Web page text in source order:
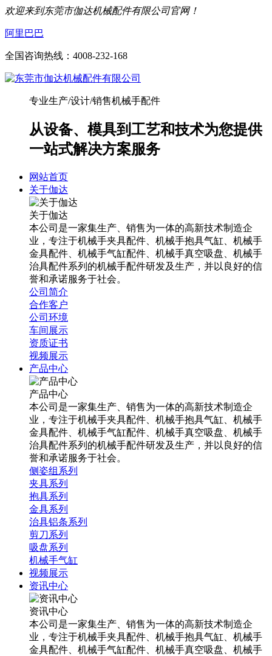
欢迎来到东莞市伽达机械配件有限公司官网！
阿里巴巴
全国咨询热线： 4008-232-168
专业生产/设计/销售机械手配件
从设备、模具到工艺和技术为您提供
一站式解决方案服务
网站首页
关于伽达
关于伽达
本公司是一家集生产、销售为一体的高新技术制造企
业，专注于机械手夹具配件、机械手抱具气缸、机械手
金具配件、机械手气缸配件、机械手真空吸盘、机械手
治具配件系列的机械手配件研发及生产，并以良好的信
誉和承诺服务于社会。
公司简介
合作客户
公司环境
车间展示
资质证书
视频展示
产品中心
产品中心
本公司是一家集生产、销售为一体的高新技术制造企
业，专注于机械手夹具配件、机械手抱具气缸、机械手
金具配件、机械手气缸配件、机械手真空吸盘、机械手
治具配件系列的机械手配件研发及生产，并以良好的信
誉和承诺服务于社会。
侧姿组系列
夹具系列
抱具系列
金具系列
治具铝条系列
剪刀系列
吸盘系列
机械手气缸
视频展示
资讯中心
资讯中心
本公司是一家集生产、销售为一体的高新技术制造企
业，专注于机械手夹具配件、机械手抱具气缸、机械手
金具配件、机械手气缸配件、机械手真空吸盘、机械手